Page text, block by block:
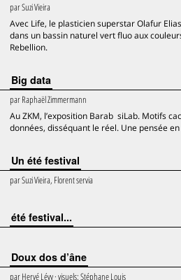
parSuzi Vieira
Avec Life, le plasticien superstar Olafur
dans un bassin naturel vert fluo aux
Rebellion.
Big data
parRaphaël Zimmermann
Au ZKM, l’exposition Barab siLab. Motifs
données, disséquant le réel. Une pensée
Un été festival
parSuzi Vieira, Florent servia
été festival...
Doux dos d’âne
parHervé Lévy· visuels:Stéphane Louis